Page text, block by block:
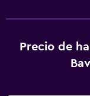
comodidades,
¡no te faltará de
Precio de